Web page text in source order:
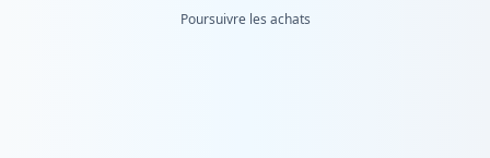
Poursuivre les achats